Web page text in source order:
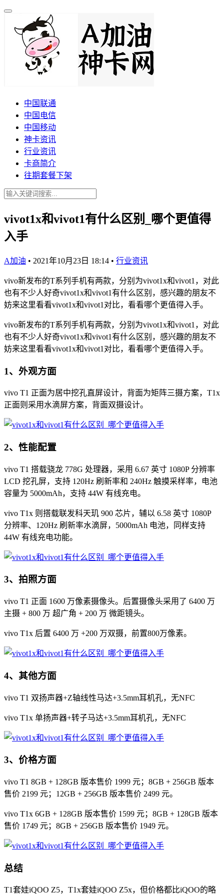
中国联通
中国电信
中国移动
神卡资讯
行业资讯
卡商简介
往期套餐下架
vivot1x和vivot1有什么区别_哪个更值得
入手
A加油 • 2021年10月23日 18:14 • 行业资讯
vivo新发布的T系列手机有两款，分别为vivot1x和vivot1，对此
也有不少人好奇vivot1x和vivot1有什么区别，感兴趣的朋友不
妨来这里看看vivot1x和vivot1对比，看看哪个更值得入手。
vivo新发布的T系列手机有两款，分别为vivot1x和vivot1，对此
也有不少人好奇vivot1x和vivot1有什么区别，感兴趣的朋友不
妨来这里看看vivot1x和vivot1对比，看看哪个更值得入手。
1、外观方面
vivo T1 正面为居中挖孔直屏设计，背面为矩阵三摄方案，T1x
正面则采用水滴屏方案，背面双摄设计。
2、性能配置
vivo T1 搭载骁龙 778G 处理器，采用 6.67 英寸 1080P 分辨率
LCD 挖孔屏，支持 120Hz 刷新率和 240Hz 触摸采样率，电池
容量为 5000mAh，支持 44W 有线充电。
vivo T1x 则搭载联发科天玑 900 芯片，辅以 6.58 英寸 1080P
分辨率、120Hz 刷新率水滴屏，5000mAh 电池，同样支持
44W 有线充电功能。
3、拍照方面
vivo T1 正面 1600 万像素摄像头。后置摄像头采用了 6400 万
主摄 + 800 万 超广角 + 200 万 微距镜头。
vivo T1x 后置 6400 万 +200 万双摄，前置800万像素。
4、其他方面
vivo T1 双扬声器+Z轴线性马达+3.5mm耳机孔，无NFC
vivo T1x 单扬声器+转子马达+3.5mm耳机孔，无NFC
3、价格方面
vivo T1 8GB + 128GB 版本售价 1999 元；8GB + 256GB 版本
售价 2199 元；12GB + 256GB 版本售价 2499 元。
vivo T1x 6GB + 128GB 版本售价 1599 元；8GB + 128GB 版本
售价 1749 元；8GB + 256GB 版本售价 1949 元。
总结
T1套娃iQOO Z5，T1x套娃iQOO Z5x，但价格都比iQOO的略